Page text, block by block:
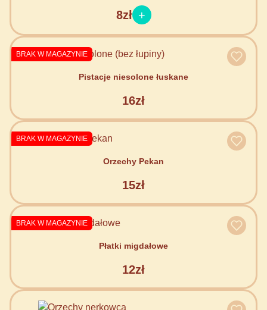
8zł
BRAK W MAGAZYNIE
Pistacje niesolone łuskane
16zł
BRAK W MAGAZYNIE
Orzechy Pekan
15zł
BRAK W MAGAZYNIE
Płatki migdałowe
12zł